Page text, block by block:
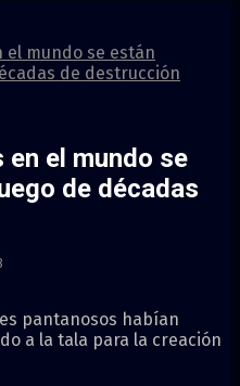
el mundo se están
de destrucción
en el mundo se
de décadas
pantanosos habían
a la tala para la creación